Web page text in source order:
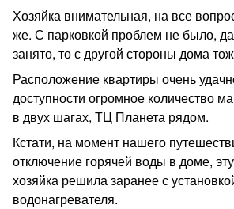
Хозяйка внимательная, на все
же. С парковкой проблем не было,
занято, то с другой стороны дома
Расположение квартиры очень
доступности огромное количество
в двух шагах, ТЦ Планета рядом.
Кстати, на момент нашего
отключение горячей воды в доме,
хозяйка решила заранее с
водонагревателя.